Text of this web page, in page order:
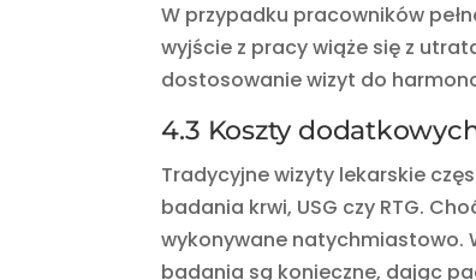
W przypadku pracowników
wyjście z pracy wiąże się z
dostosowanie wizyt do
4.3 Koszty
Tradycyjne wizyty lekarskie
badania krwi, USG czy RTG.
wykonywane natychmiastowo.
badania są konieczne, dając